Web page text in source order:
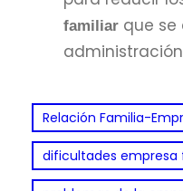
familiar que se
Relación Familia-
dificultades empresa